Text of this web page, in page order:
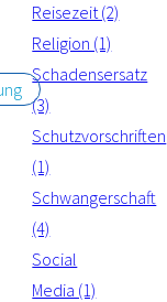
Reisezeit (2)
Religion (1)
Schadensersatz
(3)
Schutzvorschriften
(1)
Schwangerschaft
(4)
Social
Media (1)